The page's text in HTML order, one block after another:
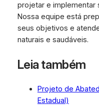
projetar e implementar
Nossa equipe está
seus objetivos e
naturais e saudáveis.
Leia também
Projeto de
Estadual)